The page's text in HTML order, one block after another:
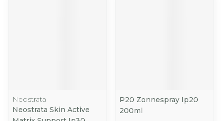
Neostrata
Neostrata Skin Active
P20 Zonnespray Ip20
200ml